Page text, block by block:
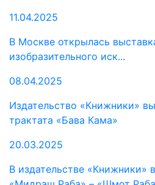
11.04.2025
В Москве открылась
изобразительного иск...
08.04.2025
Издательство «Книжники»
трактата «Бава Кама»
20.03.2025
В издательстве